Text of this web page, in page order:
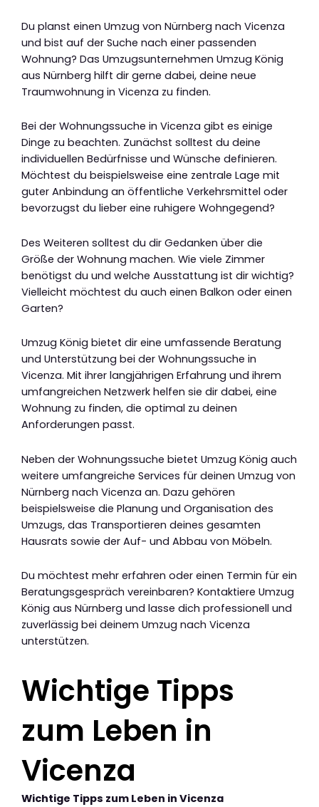
Du planst einen Umzug von Nürnberg nach Vicenza
und bist auf der Suche nach einer passenden
Wohnung? Das Umzugsunternehmen Umzug König
aus Nürnberg hilft dir gerne dabei, deine neue
Traumwohnung in Vicenza zu finden.
Bei der Wohnungssuche in Vicenza gibt es einige
Dinge zu beachten. Zunächst solltest du deine
individuellen Bedürfnisse und Wünsche definieren.
Möchtest du beispielsweise eine zentrale Lage mit
guter Anbindung an öffentliche Verkehrsmittel oder
bevorzugst du lieber eine ruhigere Wohngegend?
Des Weiteren solltest du dir Gedanken über die
Größe der Wohnung machen. Wie viele Zimmer
benötigst du und welche Ausstattung ist dir wichtig?
Vielleicht möchtest du auch einen Balkon oder einen
Garten?
Umzug König bietet dir eine umfassende Beratung
und Unterstützung bei der Wohnungssuche in
Vicenza. Mit ihrer langjährigen Erfahrung und ihrem
umfangreichen Netzwerk helfen sie dir dabei, eine
Wohnung zu finden, die optimal zu deinen
Anforderungen passt.
Neben der Wohnungssuche bietet Umzug König auch
weitere umfangreiche Services für deinen Umzug von
Nürnberg nach Vicenza an. Dazu gehören
beispielsweise die Planung und Organisation des
Umzugs, das Transportieren deines gesamten
Hausrats sowie der Auf- und Abbau von Möbeln.
Du möchtest mehr erfahren oder einen Termin für ein
Beratungsgespräch vereinbaren? Kontaktiere Umzug
König aus Nürnberg und lasse dich professionell und
zuverlässig bei deinem Umzug nach Vicenza
unterstützen.
Wichtige Tipps
zum Leben in
Vicenza
Wichtige Tipps zum Leben in Vicenza